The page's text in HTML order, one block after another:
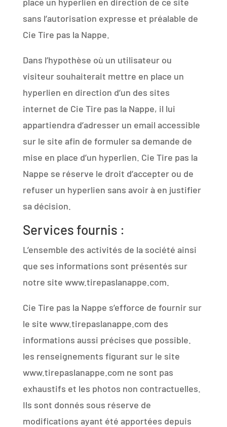
sans l’autorisation expresse et préalable de
Cie Tire pas la Nappe.
Dans l’hypothèse où un utilisateur ou
visiteur souhaiterait mettre en place un
hyperlien en direction d’un des sites
internet de Cie Tire pas la Nappe, il lui
appartiendra d’adresser un email accessible
sur le site afin de formuler sa demande de
mise en place d’un hyperlien. Cie Tire pas la
Nappe se réserve le droit d’accepter ou de
refuser un hyperlien sans avoir à en justifier
sa décision.
Services fournis :
L’ensemble des activités de la société ainsi
que ses informations sont présentés sur
notre site www.tirepaslanappe.com.
Cie Tire pas la Nappe s’efforce de fournir sur
le site www.tirepaslanappe.com des
informations aussi précises que possible.
les renseignements figurant sur le site
www.tirepaslanappe.com ne sont pas
exhaustifs et les photos non contractuelles.
Ils sont donnés sous réserve de
modifications ayant été apportées depuis